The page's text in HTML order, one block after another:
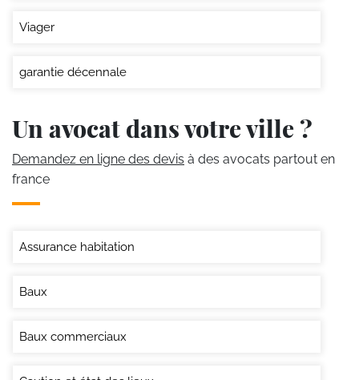
Viager
garantie décennale
Un avocat dans votre ville ?
Demandez en ligne des devis à des avocats partout en
france
Assurance habitation
Baux
Baux commerciaux